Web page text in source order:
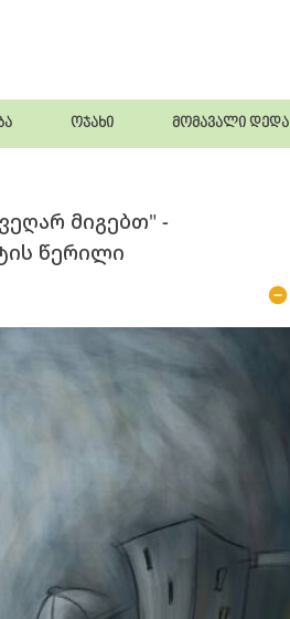
ოჯახი მომავალი დედა
მიგებთ" -
წერილი